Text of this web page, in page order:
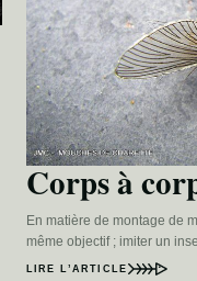
Corps à
En matière de montage de
même objectif ; imiter un
LIRE L’ARTICLE